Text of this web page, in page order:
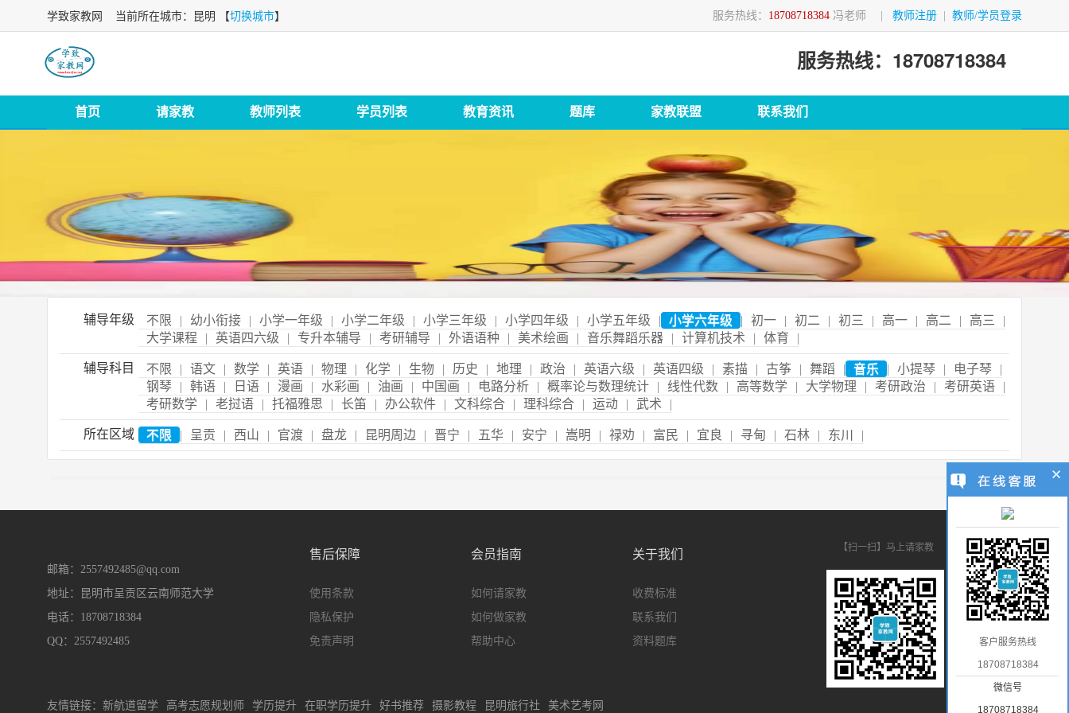
服务热线： 18708718384 冯老师 教师注册 教师/学员登录
学致家教网 当前所在城市：昆明 【切换城市】
服务热线：18708718384
首页 请家教 教师列表 学员列表 教育资讯 题库 家教联盟 联系我们
辅导年级 不限 | 幼小衔接 | 小学一年级 | 小学二年级 | 小学三年级 | 小学四年级 | 小学五年级 | 小学六年级 | 初一 | 初二 | 初三 | 高一 | 高二 | 高三
|
大学课程
| 英语四六级 | 专升本辅导 | 考研辅导 | 外语语种 | 美术绘画 | 音乐舞蹈乐器 | 计算机技术 | 体育 |
辅导科目 不限 | 语文 | 数学 | 英语 | 物理 | 化学 | 生物 | 历史 | 地理 | 政治 | 英语六级 | 英语四级 | 素描 | 古筝 | 舞蹈 | 音乐 | 小提琴 | 电子琴
|
钢琴
| 韩语 | 日语 | 漫画 | 水彩画 | 油画 | 中国画 | 电路分析 | 概率论与数理统计 | 线性代数 | 高等数学 | 大学物理 | 考研政治 | 考研英语
|
考研数学
| 老挝语 | 托福雅思 | 长笛 | 办公软件 | 文科综合 | 理科综合 | 运动 | 武术 |
所在区域 不限 | 呈贡 | 西山 | 官渡 | 盘龙 | 昆明周边 | 晋宁 | 五华 | 安宁 | 嵩明 | 禄劝 | 富民 | 宜良 | 寻甸 | 石林 | 东川 |
邮箱：2557492485@qq.com
地址：昆明市呈贡区云南师范大学
电话：18708718384
QQ：2557492485
售后保障
使用条款
隐私保护
免责声明
会员指南
如何请家教
如何做家教
帮助中心
关于我们
收费标准
联系我们
资料题库
【扫一扫】马上请家教
友情链接： 新航道留学 高考志愿规划师 学历提升 在职学历提升 好书推荐 摄影教程 昆明旅行社 美术艺考网
客户服务热线
18708718384
微信号
18708718384